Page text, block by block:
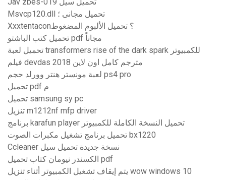
Jav zbes-019 تحميل سيل
Msvcp120.dll تحميل مجانى ؛
Xxxtentacon؟ تحميل الألبوم المضغوط
تحميل كتب الباشتو pdf مجاناً
تحميل لعبة transformers rise of the dark spark للكمبيوتر
فيلم devdas 2018 مترجم كامل اون لاين
لعبة مونستر هنتر وورلد حجم ps4 pro
تحميل pdf م
تحميل samsung sy pc
تنزيل m1212nf mfp driver
برنامج karafun player تحميل النسخة الكاملة للكمبيوتر
تحميل برنامج تشغيل مكبرات الصوت bx1220
Ccleaner نسخة جديدة تحميل سيل
الكسندر نيومان كتاب تحميل pdf
يتم إيقاف تشغيل الكمبيوتر أثناء تنزيل wow windows 10